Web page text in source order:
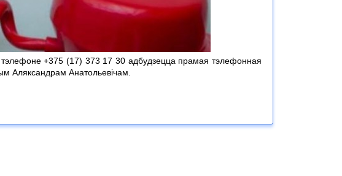
+375 (17) 373 17 30 адбудзецца прамая тэлефонная
Аляксандрам Анатольевічам.